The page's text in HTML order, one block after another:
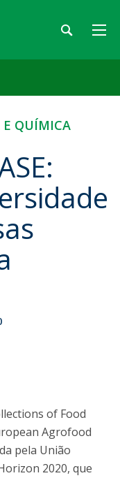
E QUÍMICA
of Food
Agrofood
pela União
2020, que